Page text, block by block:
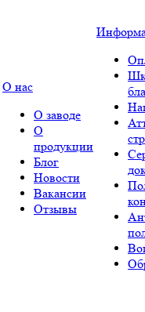
О нас
О заводе
О
продукции
Блог
Новости
Вакансии
Отзывы